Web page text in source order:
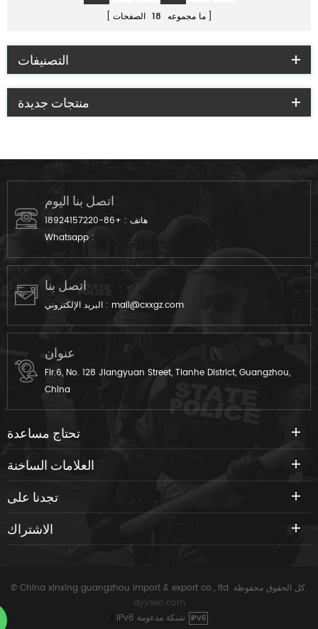
ما مجموعه 18 الصفحات
التصنيفات
منتجات جديدة
اتصل بنا اليوم
هاتف : +86-18924157220
Whatsapp :
اتصل بنا
البريد الإلكتروني : mail@cxxgz.com
عنوان
Flr.6, No. 128 Jiangyuan Street, Tianhe District, Guangzhou,
China
تحتاج مساعدة
العلامات الساخنة
تجدنا على
الاشتراك
© China xinxing guangzhou import & export co., ltd. كل الحقوق محفوظة.
dyyseo.com
IPv6 شبكة مدعومة IPV6